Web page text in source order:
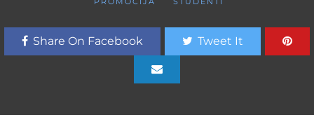
Share On Facebook Tweet It